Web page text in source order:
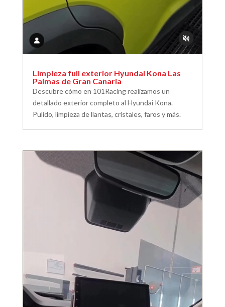
Limpieza full exterior Hyundai Kona Las
Palmas de Gran Canaria
Descubre cómo en 101Racing realizamos un
detallado exterior completo al Hyundai Kona.
Pulido, limpieza de llantas, cristales, faros y más.